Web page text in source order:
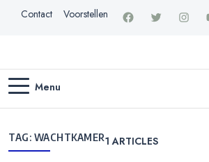
Contact Voorstellen
Menu
TAG: WACHTKAMER1 ARTICLES